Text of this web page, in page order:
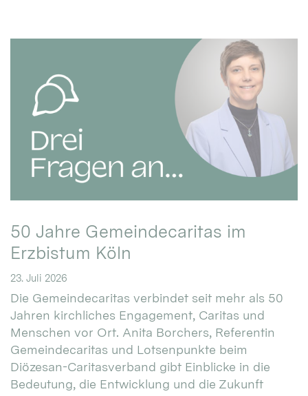
50 Jahre Gemeindecaritas im
Erzbistum Köln
23. Juli 2026
Die Gemeindecaritas verbindet seit mehr als 50
Jahren kirchliches Engagement, Caritas und
Menschen vor Ort. Anita Borchers, Referentin
Gemeindecaritas und Lotsenpunkte beim
Diözesan-Caritasverband gibt Einblicke in die
Bedeutung, die Entwicklung und die Zukunft